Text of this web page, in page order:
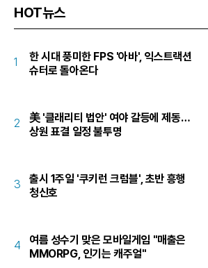
HOT뉴스
1
한 시대 풍미한 FPS '아바', 익스트랙션
슈터로 돌아온다
2
美 '클래리티 법안' 여야 갈등에 제동…
상원 표결 일정 불투명
3
출시 1주일 '쿠키런 크럼블', 초반 흥행
청신호
4
여름 성수기 맞은 모바일게임 "매출은
MMORPG, 인기는 캐주얼"